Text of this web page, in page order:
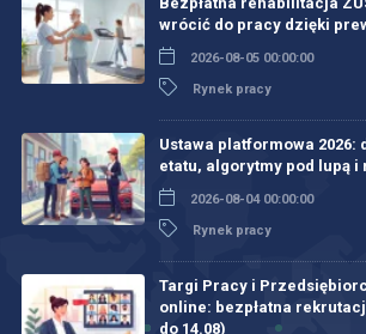
wrócić do pracy dzięki
2026-08-05 00:00:00
Rynek pracy
Ustawa platformowa 2026:
etatu, algorytmy pod lupą i
2026-08-04 00:00:00
Rynek pracy
Targi Pracy i
online: bezpłatna
do 14.08)